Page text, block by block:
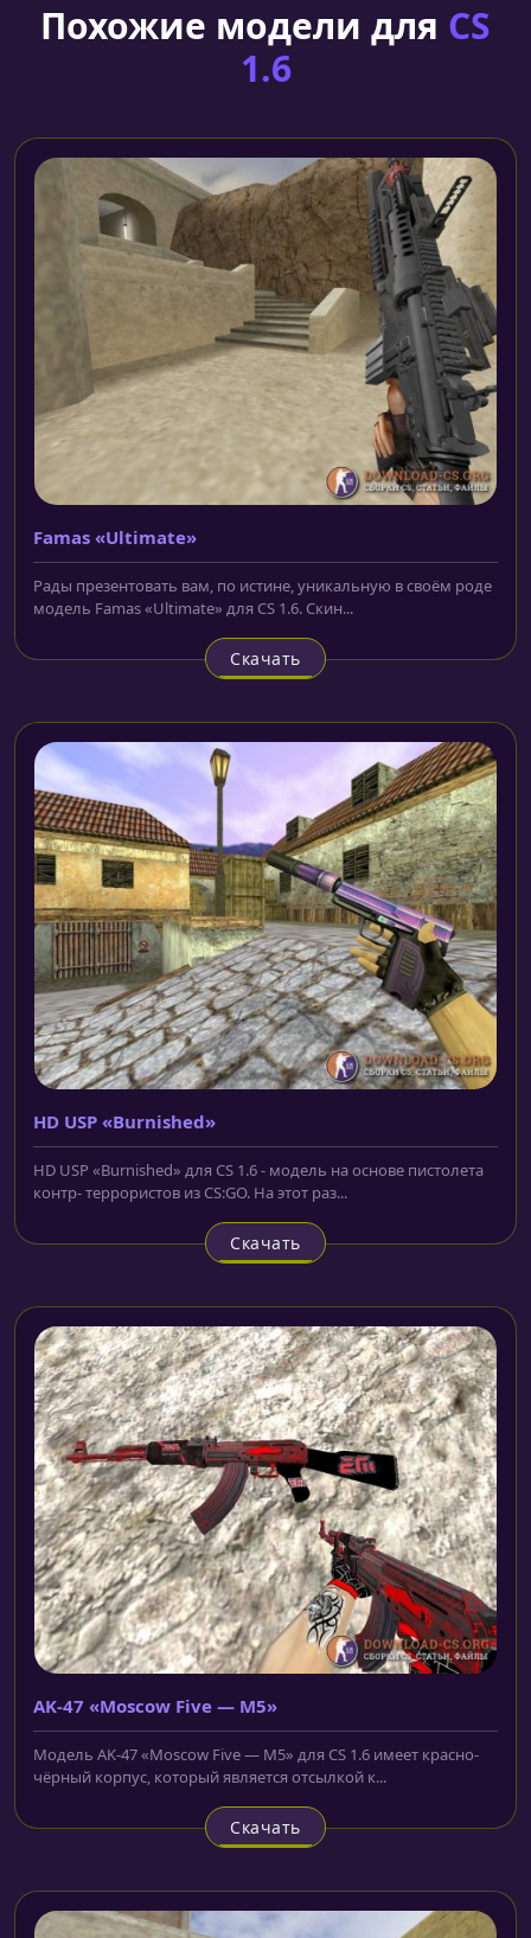
Похожие модели для CS
1.6
Famas «Ultimate»
Рады презентовать вам, по истине, уникальную в своём роде
модель Famas «Ultimate» для CS 1.6. Скин...
Скачать
HD USP «Burnished»
HD USP «Burnished» для CS 1.6 - модель на основе пистолета
контр- террористов из CS:GO. На этот раз...
Скачать
AK-47 «Moscow Five — M5»
Модель AK-47 «Moscow Five — M5» для CS 1.6 имеет красно-
чёрный корпус, который является отсылкой к...
Скачать